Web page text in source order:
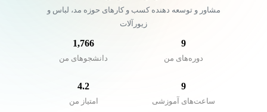
مشاور و توسعه دهنده کسب و کارهای حوزه مد، لباس و
زیورآلات
9
دوره‌های من
1,766
دانشجو‌های من
9
ساعت‌های آموزشی
4.2
امتیاز من